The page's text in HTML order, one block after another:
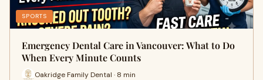
SPORTS
Emergency Dental Care in Vancouver: What to Do
When Every Minute Counts
Oakridge Family Dental · 8 min